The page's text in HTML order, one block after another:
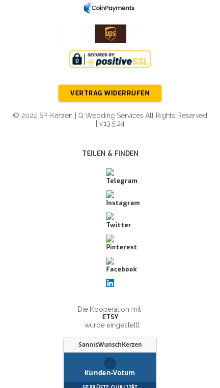
VERTRAG WIDERRUFEN
© 2024 SP-Kerzen | Q Wedding Services All Rights Reserved
| v.13.5.24
TEILEN & FINDEN
Die Kooperation mit
ETSY
wurde eingestellt
SannisWunschKerzen
Kunden-Votum